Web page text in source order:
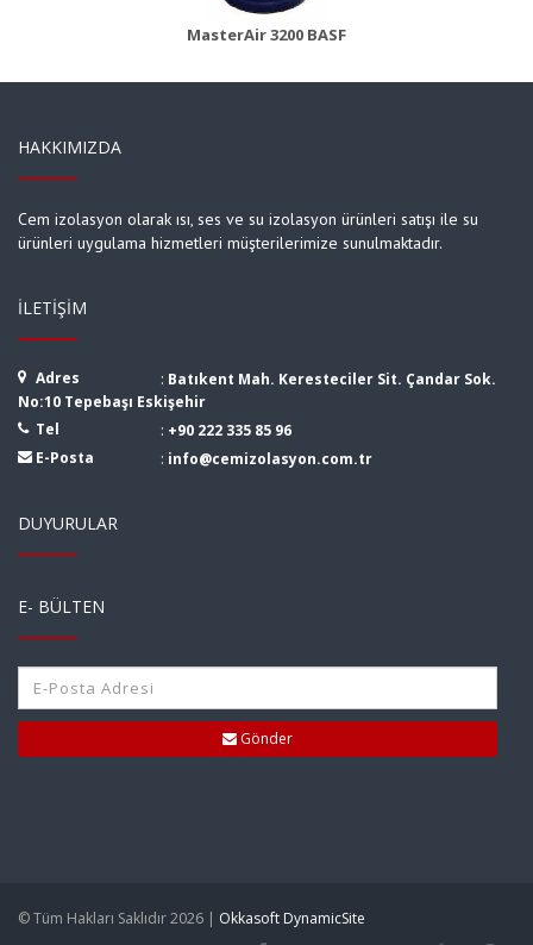
MasterAir 3200 BASF
HAKKIMIZDA
Cem izolasyon olarak ısı, ses ve su izolasyon ürünleri satışı ile su
ürünleri uygulama hizmetleri müşterilerimize sunulmaktadır.
İLETIŞIM
Adres : Batıkent Mah. Keresteciler Sit. Çandar Sok.
No:10 Tepebaşı Eskişehir
Tel
: +90 222 335 85 96
E-Posta
: info@cemizolasyon.com.tr
DUYURULAR
E- BÜLTEN
Gönder
© Tüm Hakları Saklıdır 2026 | Okkasoft DynamicSite